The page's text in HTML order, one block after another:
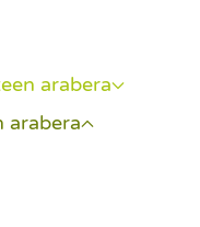
arabera
arabera